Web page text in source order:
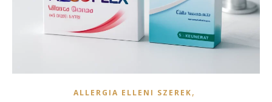
ALLERGIA ELLENI SZEREK,